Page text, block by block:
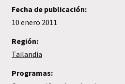
Presentaciones legales
Declaraciones
Informes anuales
Fecha de publicación:
10 enero 2011
Región:
Tailandia
Programas: